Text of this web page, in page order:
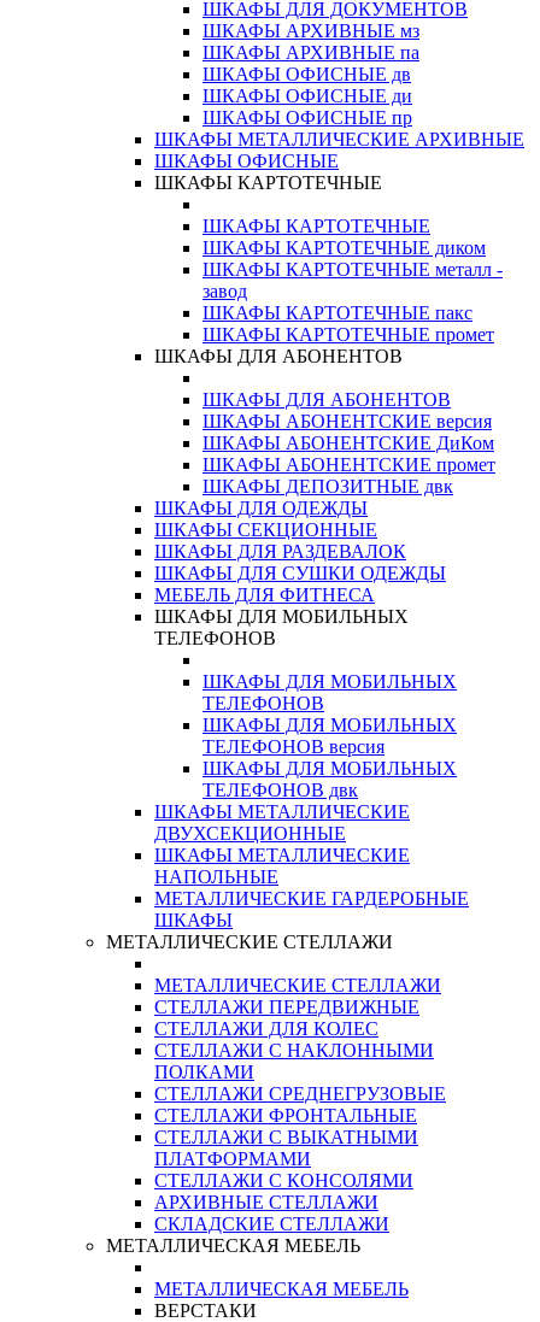
ШКАФЫ ДЛЯ ДОКУМЕНТОВ
ШКАФЫ АРХИВНЫЕ мз
ШКАФЫ АРХИВНЫЕ па
ШКАФЫ ОФИСНЫЕ дв
ШКАФЫ ОФИСНЫЕ ди
ШКАФЫ ОФИСНЫЕ пр
ШКАФЫ МЕТАЛЛИЧЕСКИЕ АРХИВНЫЕ
ШКАФЫ ОФИСНЫЕ
ШКАФЫ КАРТОТЕЧНЫЕ
ШКАФЫ КАРТОТЕЧНЫЕ
ШКАФЫ КАРТОТЕЧНЫЕ диком
ШКАФЫ КАРТОТЕЧНЫЕ металл -
завод
ШКАФЫ КАРТОТЕЧНЫЕ пакс
ШКАФЫ КАРТОТЕЧНЫЕ промет
ШКАФЫ ДЛЯ АБОНЕНТОВ
ШКАФЫ ДЛЯ АБОНЕНТОВ
ШКАФЫ АБОНЕНТСКИЕ версия
ШКАФЫ АБОНЕНТСКИЕ ДиКом
ШКАФЫ АБОНЕНТСКИЕ промет
ШКАФЫ ДЕПОЗИТНЫЕ двк
ШКАФЫ ДЛЯ ОДЕЖДЫ
ШКАФЫ СЕКЦИОННЫЕ
ШКАФЫ ДЛЯ РАЗДЕВАЛОК
ШКАФЫ ДЛЯ СУШКИ ОДЕЖДЫ
МЕБЕЛЬ ДЛЯ ФИТНЕСА
ШКАФЫ ДЛЯ МОБИЛЬНЫХ
ТЕЛЕФОНОВ
ШКАФЫ ДЛЯ МОБИЛЬНЫХ
ТЕЛЕФОНОВ
ШКАФЫ ДЛЯ МОБИЛЬНЫХ
ТЕЛЕФОНОВ версия
ШКАФЫ ДЛЯ МОБИЛЬНЫХ
ТЕЛЕФОНОВ двк
ШКАФЫ МЕТАЛЛИЧЕСКИЕ
ДВУХСЕКЦИОННЫЕ
ШКАФЫ МЕТАЛЛИЧЕСКИЕ
НАПОЛЬНЫЕ
МЕТАЛЛИЧЕСКИЕ ГАРДЕРОБНЫЕ
ШКАФЫ
МЕТАЛЛИЧЕСКИЕ СТЕЛЛАЖИ
МЕТАЛЛИЧЕСКИЕ СТЕЛЛАЖИ
СТЕЛЛАЖИ ПЕРЕДВИЖНЫЕ
СТЕЛЛАЖИ ДЛЯ КОЛЕС
СТЕЛЛАЖИ С НАКЛОННЫМИ
ПОЛКАМИ
СТЕЛЛАЖИ СРЕДНЕГРУЗОВЫЕ
СТЕЛЛАЖИ ФРОНТАЛЬНЫЕ
СТЕЛЛАЖИ С ВЫКАТНЫМИ
ПЛАТФОРМАМИ
СТЕЛЛАЖИ С КОНСОЛЯМИ
АРХИВНЫЕ СТЕЛЛАЖИ
СКЛАДСКИЕ СТЕЛЛАЖИ
МЕТАЛЛИЧЕСКАЯ МЕБЕЛЬ
МЕТАЛЛИЧЕСКАЯ МЕБЕЛЬ
ВЕРСТАКИ